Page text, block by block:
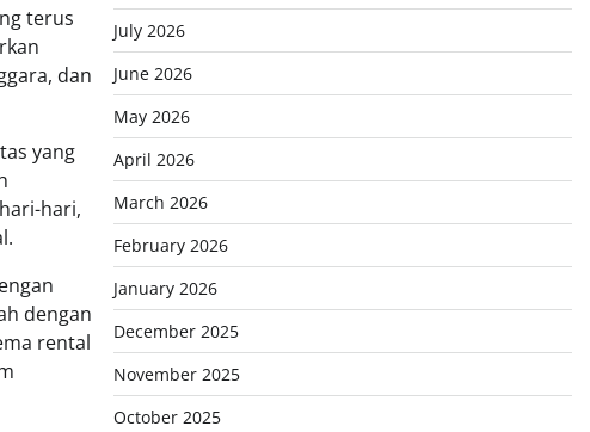
terus
dan
yang
hari,
dengan
rental
July 2026
June 2026
May 2026
April 2026
March 2026
February 2026
January 2026
December 2025
November 2025
October 2025